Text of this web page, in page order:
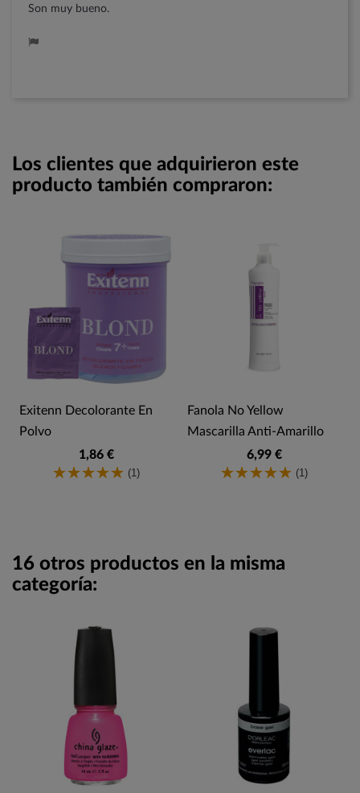
Son muy bueno.
Los clientes que adquirieron este
producto también compraron:
Exitenn Decolorante En
Polvo
1,86 €
(1)
Fanola No Yellow
Mascarilla Anti-Amarillo
6,99 €
(1)
16 otros productos en la misma
categoría: